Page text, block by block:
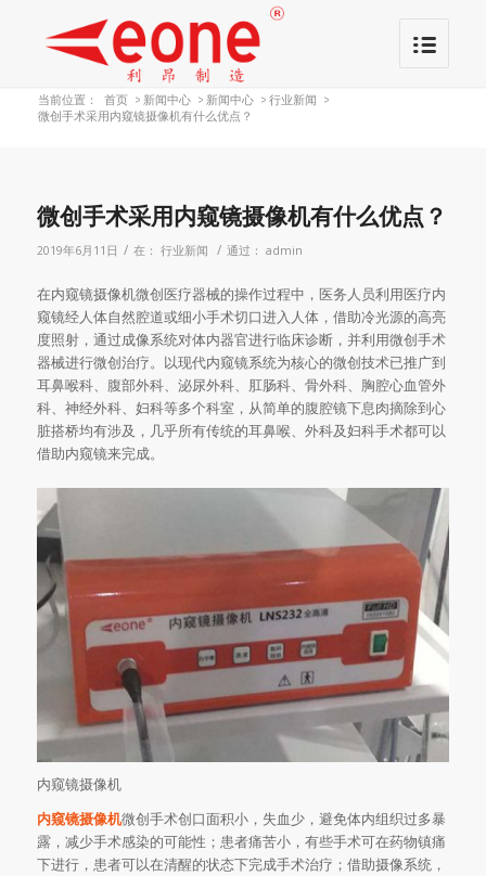
当前位置： 首页 > 新闻中心 > 新闻中心 > 行业新闻 >
微创手术采用内窥镜摄像机有什么优点？
微创手术采用内窥镜摄像机有什么优点？
2019年6月11日 / 在： 行业新闻 / 通过： admin
在内窥镜摄像机微创医疗器械的操作过程中，医务人员利用医疗内
窥镜经人体自然腔道或细小手术切口进入人体，借助冷光源的高亮
度照射，通过成像系统对体内器官进行临床诊断，并利用微创手术
器械进行微创治疗。以现代内窥镜系统为核心的微创技术已推广到
耳鼻喉科、腹部外科、泌尿外科、肛肠科、骨外科、胸腔心血管外
科、神经外科、妇科等多个科室，从简单的腹腔镜下息肉摘除到心
脏搭桥均有涉及，几乎所有传统的耳鼻喉、外科及妇科手术都可以
借助内窥镜来完成。
内窥镜摄像机
内窥镜摄像机微创手术创口面积小，失血少，避免体内组织过多暴
露，减少手术感染的可能性；患者痛苦小，有些手术可在药物镇痛
下进行，患者可以在清醒的状态下完成手术治疗；借助摄像系统，